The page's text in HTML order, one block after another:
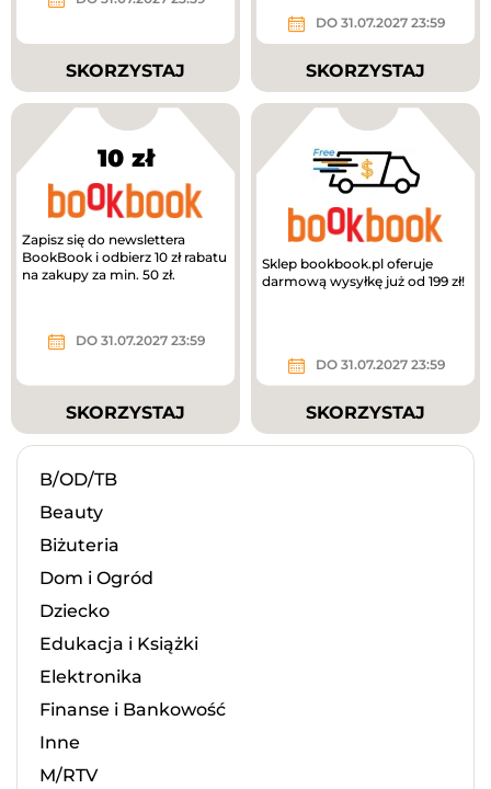
SKORZYSTAJ
DO 31.07.2027 23:59
SKORZYSTAJ
10 zł
Zapisz się do newslettera
BookBook i odbierz 10 zł rabatu
na zakupy za min. 50 zł.
DO 31.07.2027 23:59
SKORZYSTAJ
Sklep bookbook.pl oferuje
darmową wysyłkę już od 199 zł!
DO 31.07.2027 23:59
SKORZYSTAJ
B/OD/TB
Beauty
Biżuteria
Dom i Ogród
Dziecko
Edukacja i Książki
Elektronika
Finanse i Bankowość
Inne
M/RTV